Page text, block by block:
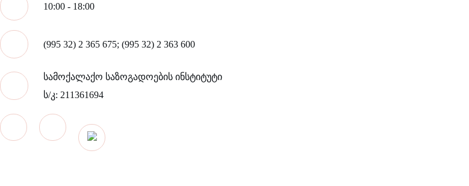
10:00 - 18:00
(995 32) 2 365 675; (995 32) 2 363 600
სამოქალაქო საზოგადოების ინსტიტუტი
ს/კ: 211361694